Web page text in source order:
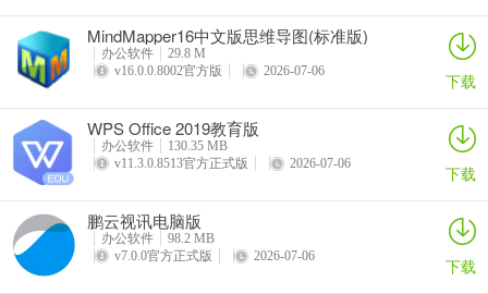
MindMapper16中文版思维导图(标准版)
办公软件
29.8 M
v16.0.0.8002官方版
2026-07-06 下载
WPS Office 2019教育版
办公软件
130.35 MB
v11.3.0.8513官方正式版
2026-07-06 下载
鹏云视讯电脑版
办公软件
98.2 MB
v7.0.0官方正式版
2026-07-06 下载